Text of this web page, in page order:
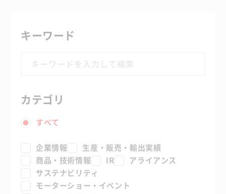
キーワード
カテゴリ
すべて
企業情報
生産・販売・輸出実績
商品・技術情報
IR
アライアンス
サステナビリティ
モーターショー・イベント